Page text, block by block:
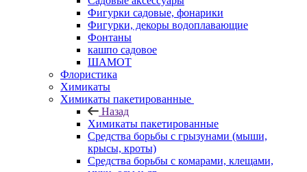
Фигурки садовые, фонарики
Фигурки, декоры водоплавающие
Фонтаны
кашпо садовое
ШАМОТ
Флористика
Химикаты
Химикаты пакетированные
Назад
Химикаты пакетированные
Средства борьбы с грызунами (мыши,
крысы, кроты)
Средства борьбы с комарами, клещами,